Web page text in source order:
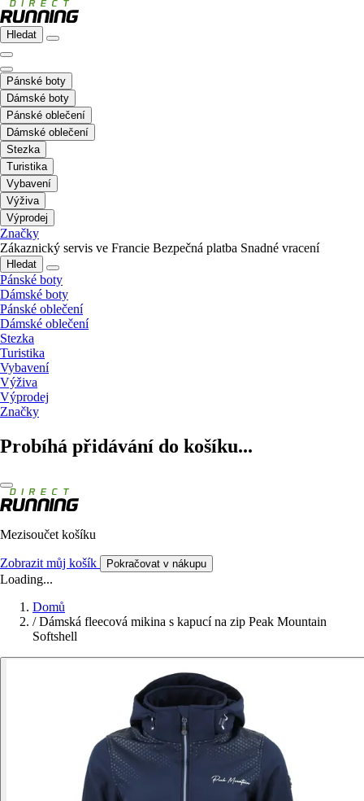
Hledat
Pánské boty
Dámské boty
Pánské oblečení
Dámské oblečení
Stezka
Turistika
Vybavení
Výživa
Výprodej
Značky
Zákaznický servis ve Francie Bezpečná platba Snadné vracení
Hledat
Pánské boty
Dámské boty
Pánské oblečení
Dámské oblečení
Stezka
Turistika
Vybavení
Výživa
Výprodej
Značky
Probíhá přidávání do košíku...
Mezisoučet košíku
Zobrazit můj košík Pokračovat v nákupu
Loading...
Domů
/ Dámská fleecová mikina s kapucí na zip Peak Mountain
Softshell